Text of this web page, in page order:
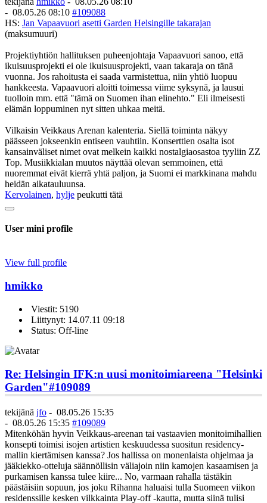
- 08.05.26 08:10 #109088
HS: Jan Vapaavuori asetti Garden Helsingille takarajan
(maksumuuri)
Projektiyhtiön hallituksen puheenjohtaja Vapaavuori sanoo, että
ikuisuusprojekti ei ole ikuisuusprojekti, vaan takaraja on tänä
vuonna. Jos rahoitusta ei saada varmistettua, niin yhtiö luopuu
hankkeesta. Vapaavuori aloitti toimessa viime syksynä, ja lausui
tuolloin mm. että "tämä on Suomen ihan elinehto." Eli ilmeisesti
elämän loppuminen nyt sitten uhkaa meitä.
Vilkaisin Veikkaus Arenan kalenteria. Siellä toiminta näkyy
päässeen jokseenkin entiseen vauhtiin. Konserttien osalta isot
kansainväliset nimet ovat melkein kaikki nostalgiaosastoa tyyliin ZZ
Top. Musiikkialan muutos näyttää olevan semmoinen, että
nuoremmat eivät kierrä yhtä paljon, ja Suomi ei markkinana mahdu
heidän aikatauluunsa.
Kervolainen, hylje peukutti tätä
User mini profile
View full profile
hmikko
Viestit: 5190
Liittynyt: 14.07.11 09:18
Status: Off-line
Re: Helsingin IFK:n uusi monitoimiareena "Helsinki
Garden"#109089
tekijänä jfo - 08.05.26 15:35
- 08.05.26 15:35 #109089
Mitenköhän hyvin Veikkaus-areenan tai vastaavien monitoimihallien
konsepti toimisi isojen artistien keskuudessa suositun residency-
mallin kiertämisen kanssa? Jos hallissa on monenlaista ohjelmaa ja
jääkiekko-otteluja säännöllisin väliajoin niin kamojen kasaamisen ja
purkamisen kanssa tulee kiire... No, varmaan rahalla tästäkin
päästäisiin sopuun, jos joku Rihanna haluaisi tulla Suomeen viikon
residenssille kesken vilkkainta Play-off -kautta, mutta siinä tulisi